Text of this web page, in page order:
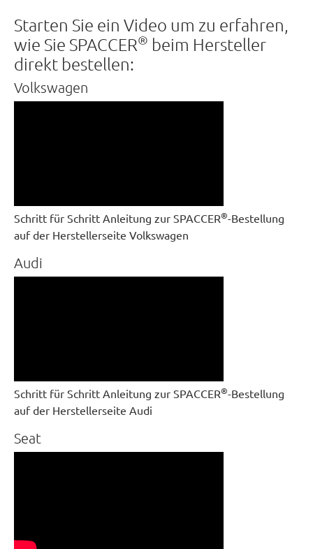
Starten Sie ein Video um zu erfahren,
wie Sie SPACCER® beim Hersteller
direkt bestellen:
Volkswagen
Schritt für Schritt Anleitung zur SPACCER®-Bestellung
auf der Herstellerseite Volkswagen
Audi
Schritt für Schritt Anleitung zur SPACCER®-Bestellung
auf der Herstellerseite Audi
Seat